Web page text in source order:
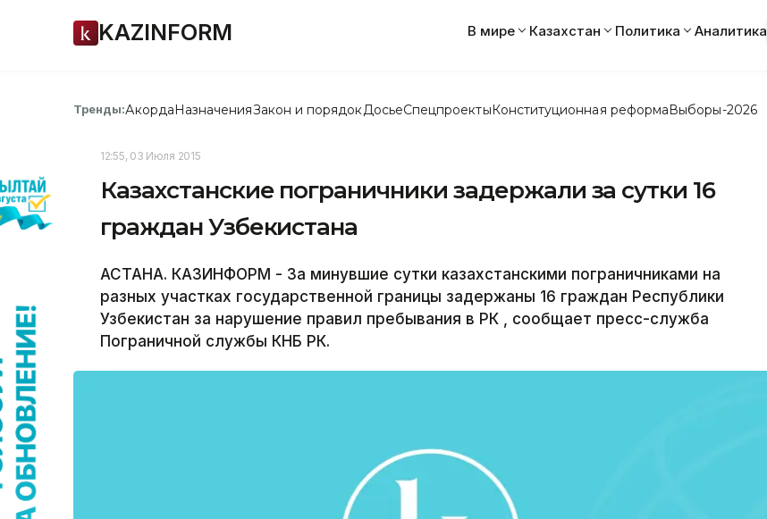
KAZINFORM В мире Казахстан Политика Аналитика
Тренды:АкордаНазначенияЗакон и порядок ДосьеСпецпроектыКонституционная реформаВыборы-2026
12:55, 03 Июля 2015
Казахстанские пограничники задержали за сутки 16
граждан Узбекистана
АСТАНА. КАЗИНФОРМ - За минувшие сутки казахстанскими пограничниками на
разных участках государственной границы задержаны 16 граждан Республики
Узбекистан за нарушение правил пребывания в РК , сообщает пресс-служба
Пограничной службы КНБ РК.